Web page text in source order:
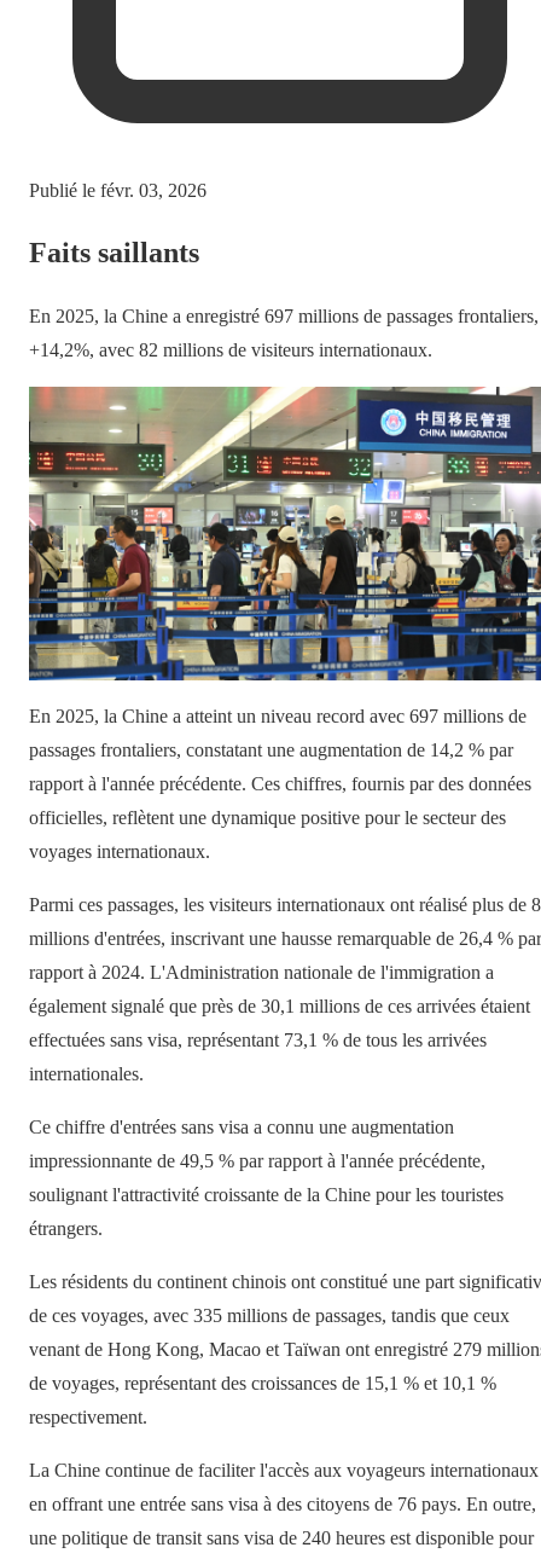
Publié le févr. 03, 2026
Faits saillants
En 2025, la Chine a enregistré 697 millions de passages frontaliers,
+14,2%, avec 82 millions de visiteurs internationaux.
En 2025, la Chine a atteint un niveau record avec 697 millions de
passages frontaliers, constatant une augmentation de 14,2 % par
rapport à l'année précédente. Ces chiffres, fournis par des données
officielles, reflètent une dynamique positive pour le secteur des
voyages internationaux.
Parmi ces passages, les visiteurs internationaux ont réalisé plus de
millions d'entrées, inscrivant une hausse remarquable de 26,4 % par
rapport à 2024. L'Administration nationale de l'immigration a
également signalé que près de 30,1 millions de ces arrivées étaient
effectuées sans visa, représentant 73,1 % de tous les arrivées
internationales.
Ce chiffre d'entrées sans visa a connu une augmentation
impressionnante de 49,5 % par rapport à l'année précédente,
soulignant l'attractivité croissante de la Chine pour les touristes
étrangers.
Les résidents du continent chinois ont constitué une part
de ces voyages, avec 335 millions de passages, tandis que ceux
venant de Hong Kong, Macao et Taïwan ont enregistré 279
de voyages, représentant des croissances de 15,1 % et 10,1 %
respectivement.
La Chine continue de faciliter l'accès aux voyageurs internationaux
en offrant une entrée sans visa à des citoyens de 76 pays. En outre,
une politique de transit sans visa de 240 heures est disponible pour